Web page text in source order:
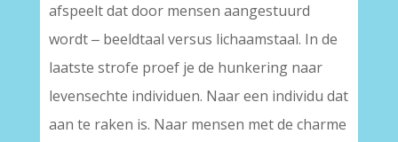
afspeelt dat door mensen aangestuurd
wordt ‒ beeldtaal versus lichaamstaal. In de
laatste strofe proef je de hunkering naar
levensechte individuen. Naar een individu dat
aan te raken is. Naar mensen met de charme